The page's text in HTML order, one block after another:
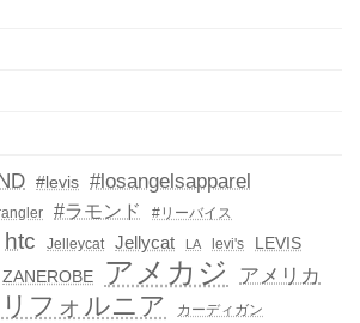
#levis #losangelsapparel
#ラモンド
#リーバイス
htc Jelleycat Jellycat LA levi's
LEVIS
ZANEROBE アメカジ アメリカ
フォルニア カーディガン